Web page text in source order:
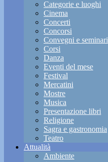
Categorie e luoghi
Cinema
Concerti
Concorsi
Convegni e seminari
Corsi
Danza
Eventi del mese
Festival
Mercatini
Mostre
Musica
Presentazione libri
Religione
Sagra e gastronomia
Teatro
Attualità
Ambiente